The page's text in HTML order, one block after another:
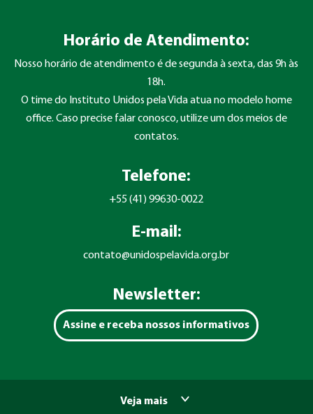
Horário de Atendimento:
Nosso horário de atendimento é de segunda à sexta, das 9h às
18h.
O time do Instituto Unidos pela Vida atua no modelo home
office. Caso precise falar conosco, utilize um dos meios de
contatos.
Telefone:
+55 (41) 99630-0022
E-mail:
contato@unidospelavida.org.br
Newsletter:
Assine e receba nossos informativos
Veja mais